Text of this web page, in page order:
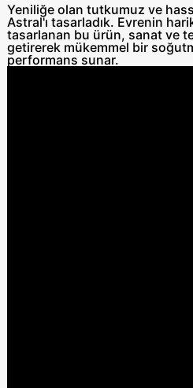
Yeniliğe olan tutkumuz ve
Astral'ı tasarladık. Evrenin
tasarlanan bu ürün, sanat ve
getirerek mükemmel bir
performans sunar.